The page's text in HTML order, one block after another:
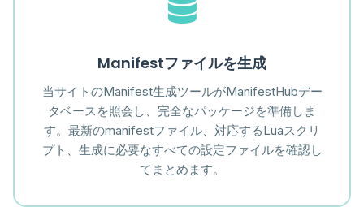
Manifestファイルを生成
当サイトのManifest生成ツールがManifestHubデー
タベースを照会し、完全なパッケージを準備しま
す。最新のmanifestファイル、対応するLuaスクリ
プト、生成に必要なすべての設定ファイルを確認し
てまとめます。